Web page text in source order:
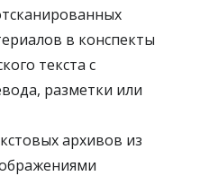
в конспекты
текста с
разметки или
архивов из